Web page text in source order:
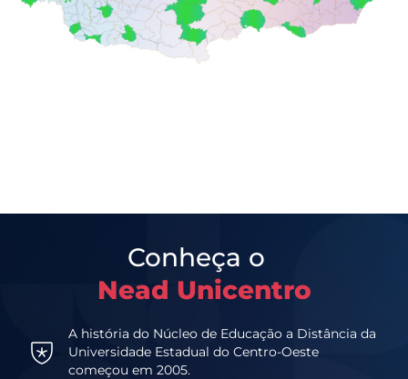
Conheça o
Nead Unicentro
A história do Núcleo de Educação a Distância da
Universidade Estadual do Centro-Oeste
começou em 2005.